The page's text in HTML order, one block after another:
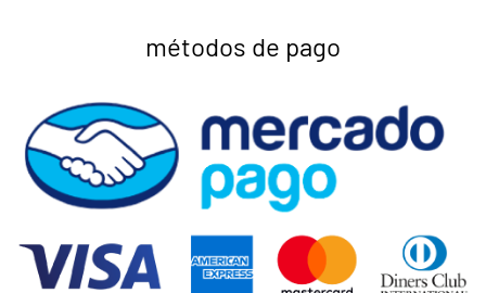
métodos de pago